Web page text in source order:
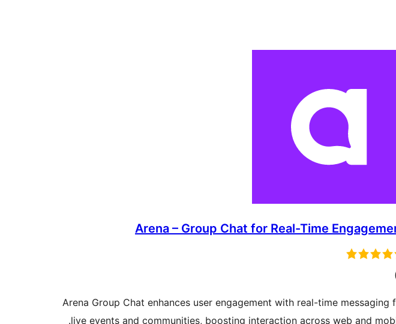
Arena – Group Chat for Real-Time
Arena Group Chat enhances user engagement with real-time messaging
live events and communities, boosting interaction across web and